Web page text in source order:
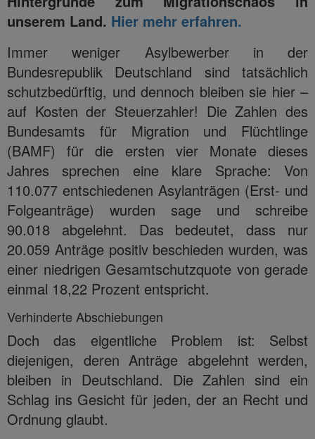
unserem Land. Hier mehr erfahren.
Immer weniger Asylbewerber in der
Bundesrepublik Deutschland sind tatsächlich
schutzbedürftig, und dennoch bleiben sie hier –
auf Kosten der Steuerzahler! Die Zahlen des
Bundesamts für Migration und Flüchtlinge
(BAMF) für die ersten vier Monate dieses
Jahres sprechen eine klare Sprache: Von
110.077 entschiedenen Asylanträgen (Erst- und
Folgeanträge) wurden sage und schreibe
90.018 abgelehnt. Das bedeutet, dass nur
20.059 Anträge positiv beschieden wurden, was
einer niedrigen Gesamtschutzquote von gerade
einmal 18,22 Prozent entspricht.
Verhinderte Abschiebungen
Doch das eigentliche Problem ist: Selbst
diejenigen, deren Anträge abgelehnt werden,
bleiben in Deutschland. Die Zahlen sind ein
Schlag ins Gesicht für jeden, der an Recht und
Ordnung glaubt.